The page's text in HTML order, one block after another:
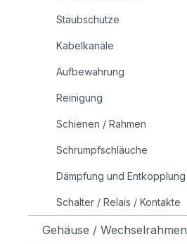
Staubschutze
Kabelkanäle
Aufbewahrung
Reinigung
Schienen / Rahmen
Schrumpfschläuche
Dämpfung und Entkopplung
Schalter / Relais / Kontakte
Gehäuse / Wechselrahmen